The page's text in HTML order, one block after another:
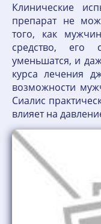
Клинические
препарат не
того, как
средство, его
уменьшатся, и
курса лечения
возможности
Сиалис
влияет на